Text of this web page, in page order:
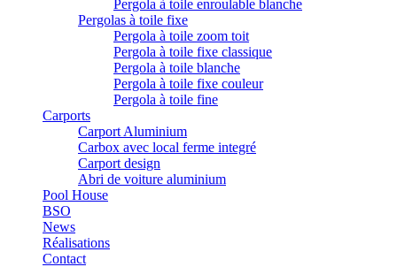
Pergola à toile enroulable blanche
Pergolas à toile fixe
Pergola à toile zoom toit
Pergola à toile fixe classique
Pergola à toile blanche
Pergola à toile fixe couleur
Pergola à toile fine
Carports
Carport Aluminium
Carbox avec local ferme integré
Carport design
Abri de voiture aluminium
Pool House
BSO
News
Réalisations
Contact